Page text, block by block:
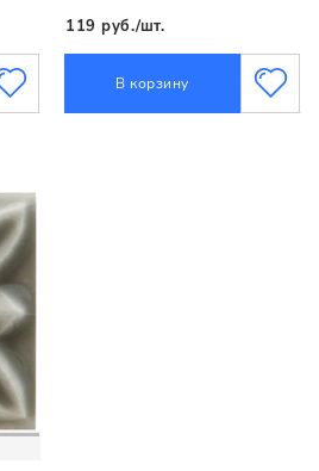
119 руб./шт.
В корзину